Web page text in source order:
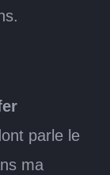
parle le
ma